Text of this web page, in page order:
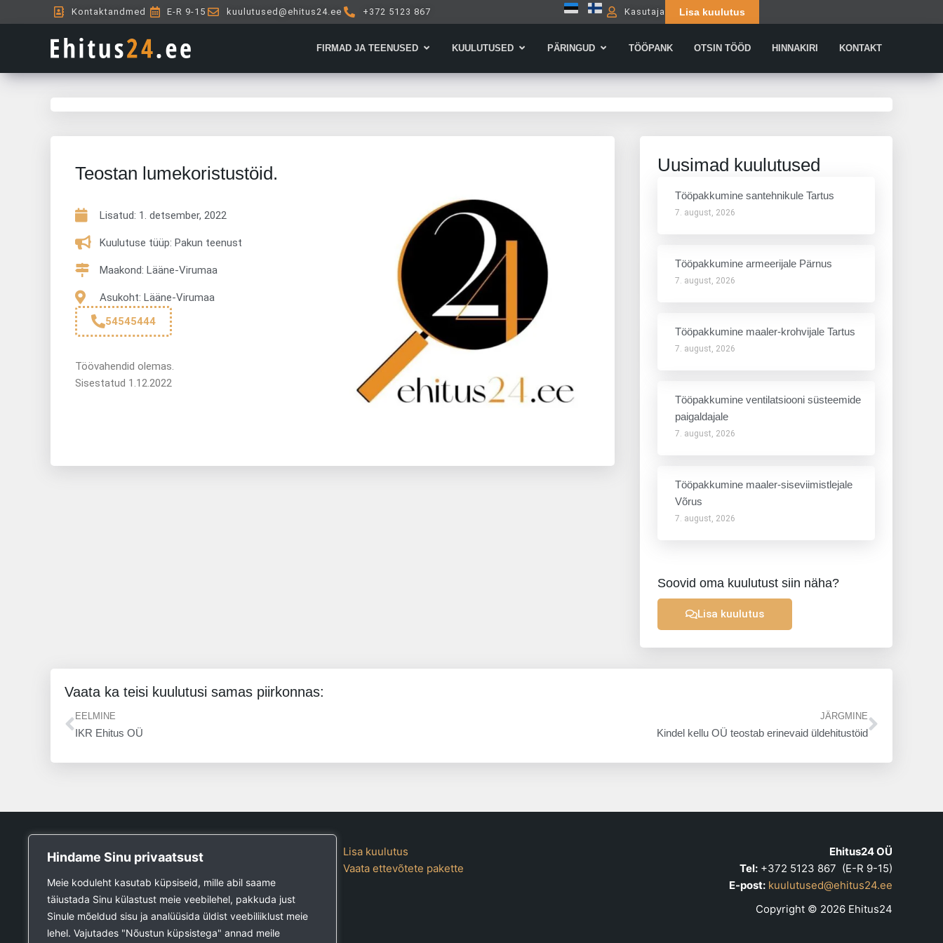
Hindame Sinu privaatsust
Meie koduleht kasutab küpsiseid, mille abil saame
täiustada Sinu külastust meie veebilehel, pakkuda just
Sinule mõeldud sisu ja analüüsida üldist veebiliiklust meie
lehel. Vajutades "Nõustun küpsistega" annad meile
to
Kontaktandmed E-R 9-15 kuulutused@ehitus24.ee +372 5123 867 Kasutaja Lisa kuulutus
FIRMAD JA TEENUSED Open Firmad ja teenused
KUULUTUSED Open Kuulutused
PÄRINGUD Open Päringud
TÖÖPANK OTSIN TÖÖD HINNAKIRI KONTAKT
Teostan lumekoristustöid.
Lisatud: 1. detsember, 2022
Kuulutuse tüüp: Pakun teenust
Maakond: Lääne-Virumaa
Asukoht: Lääne-Virumaa
54545444
Töövahendid olemas.
Sisestatud 1.12.2022
Uusimad kuulutused
Tööpakkumine santehnikule Tartus
7. august, 2026
Tööpakkumine armeerijale Pärnus
7. august, 2026
Tööpakkumine maaler-krohvijale Tartus
7. august, 2026
Tööpakkumine ventilatsiooni süsteemide
paigaldajale
7. august, 2026
Tööpakkumine maaler-siseviimistlejale
Võrus
7. august, 2026
Soovid oma kuulutust siin näha?
Lisa kuulutus
Vaata ka teisi kuulutusi samas piirkonnas:
Prev
EELMINE
IKR Ehitus OÜ
JÄRGMINE
Kindel kellu OÜ teostab erinevaid üldehitustöid
Tööpank
Kuulutused
Firmad ja teenused
Ehitustööde päring
Ehitusmaterjali päring
Lisa kuulutus
Vaata ettevõtete pakette
Ehitus24 OÜ
Tel:+372 5123 867 (E-R 9-15)
E-post: kuulutused@ehitus24.ee
Copyright © 2026 Ehitus24